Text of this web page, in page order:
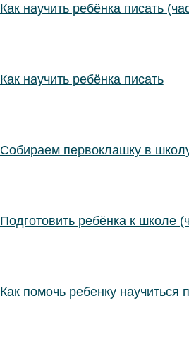
Как научить ребёнка писать
Как научить ребёнка писать
Собираем первоклашку в
Подготовить ребёнка к школе
Как помочь ребенку научиться